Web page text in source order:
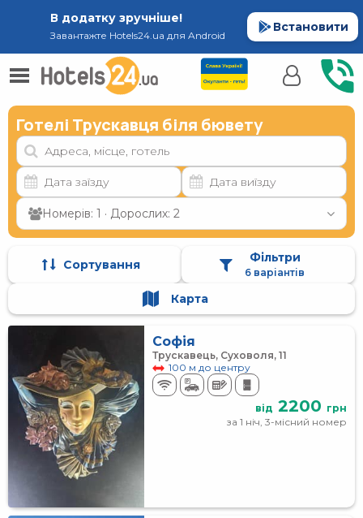
В додатку зручніше!
Завантажте Hotels24.ua для Android
Встановити
Готелі Трускавця біля бювету
Номерів: 1 · Дорослих: 2
Сортування Фільтри
6 варіантів
Карта
Софія
Трускавець, Суховоля, 11
100 м до центру
від 2200 грн
за 1 ніч, 3-місний номер